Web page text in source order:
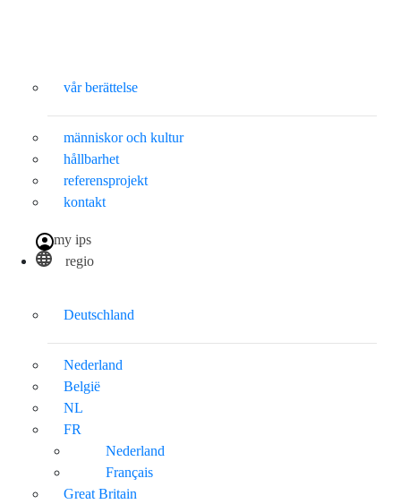
vår berättelse
människor och kultur
hållbarhet
referensprojekt
kontakt
my ips
regio
Deutschland
Nederland
België
NL
FR
Nederland
Français
Great Britain